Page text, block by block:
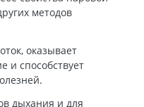
методов
оказывает
и способствует
дыхания и для